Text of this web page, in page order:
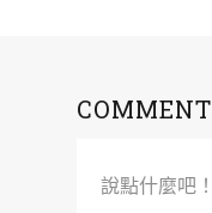
COMMENT
說點什麼吧！